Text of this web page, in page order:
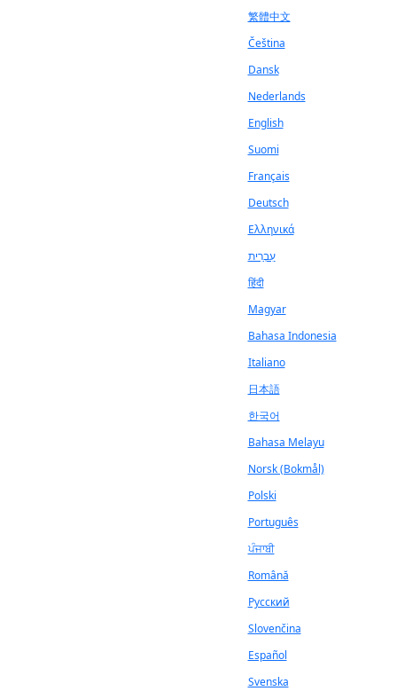
繁體中文
Čeština
Dansk
Nederlands
English
Suomi
Français
Deutsch
Ελληνικά
עִבְרִית
हिंदी
Magyar
Bahasa Indonesia
Italiano
日本語
한국어
Bahasa Melayu
Norsk (Bokmål)
Polski
Português
ਪੰਜਾਬੀ
Română
Русский
Slovenčina
Español
Svenska